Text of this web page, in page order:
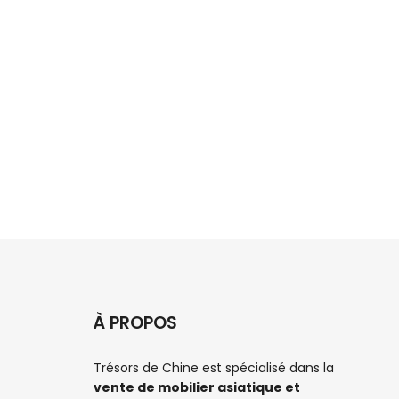
À PROPOS
Trésors de Chine est spécialisé dans la
vente de mobilier asiatique et